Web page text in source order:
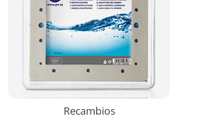
Recambios